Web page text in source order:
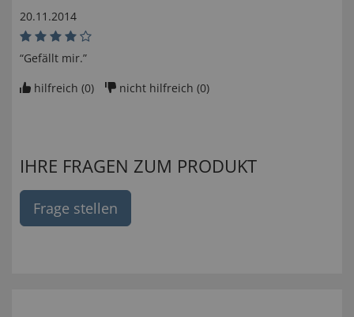
20.11.2014
“Gefällt mir.”
hilfreich (0) nicht hilfreich (0)
IHRE FRAGEN ZUM PRODUKT
Frage stellen